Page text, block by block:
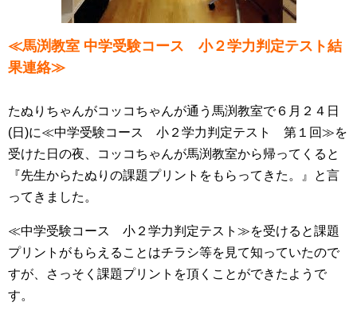
≪馬渕教室 中学受験コース 小２学力判定テスト結
果連絡≫
たぬりちゃんがコッコちゃんが通う馬渕教室で６月２４日
(日)に≪中学受験コース 小２学力判定テスト 第１回≫を
受けた日の夜、コッコちゃんが馬渕教室から帰ってくると
『先生からたぬりの課題プリントをもらってきた。』と言
ってきました。
≪中学受験コース 小２学力判定テスト≫を受けると課題
プリントがもらえることはチラシ等を見て知っていたので
すが、さっそく課題プリントを頂くことができたようで
す。